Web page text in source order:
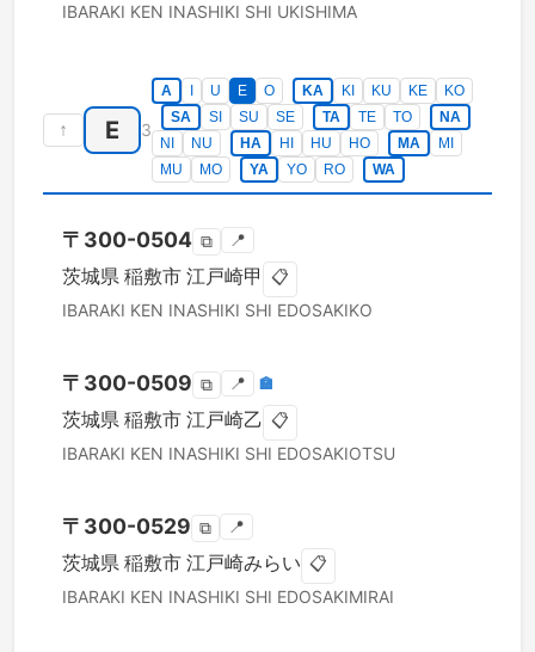
IBARAKI KEN INASHIKI SHI UKISHIMA
↑ E 3
A U E O KA KI KU KE
KO
SA
SI SU SE TA TE TO
NA
NI
NU HA HI HU HO MA
MI
MU
MO YA YO RO WA
〒 300-0504 ⧉ 📍
茨城県 稲敷市 江戸崎甲 📋
IBARAKI KEN INASHIKI SHI EDOSAKIKO
〒 300-0509 ⧉ 📍 🏣
茨城県 稲敷市 江戸崎乙 📋
IBARAKI KEN INASHIKI SHI EDOSAKIOTSU
〒 300-0529 ⧉ 📍
茨城県 稲敷市 江戸崎みらい 📋
IBARAKI KEN INASHIKI SHI EDOSAKIMIRAI